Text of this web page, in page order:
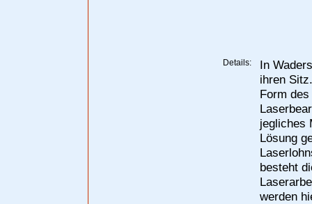
Details:
In
ihren
Form
jegliches
Lösung
besteht
werden